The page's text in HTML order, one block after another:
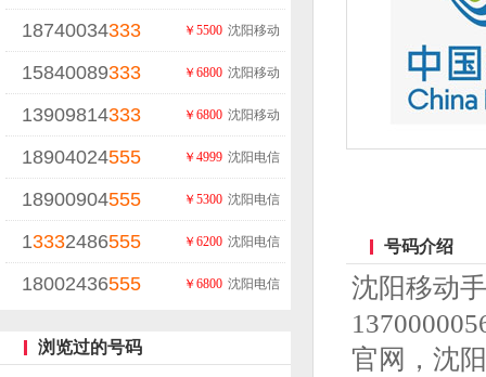
18740034333 沈阳移动
￥5500
15840089333 沈阳移动
￥6800
13909814333 沈阳移动
￥6800
18904024555 沈阳电信
￥4999
18900904555 沈阳电信
￥5300
13332486555 沈阳电信
￥6200
18002436555 沈阳电信
￥6800
浏览过的号码
号码介绍
沈阳移动
官网，沈